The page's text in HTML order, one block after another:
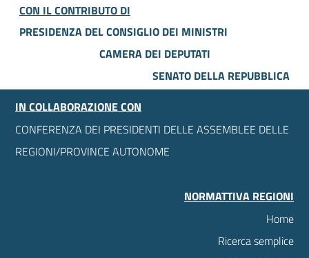
CON IL CONTRIBUTO DI
PRESIDENZA DEL CONSIGLIO DEI MINISTRI
CAMERA DEI DEPUTATI
SENATO DELLA REPUBBLICA
IN COLLABORAZIONE CON
CONFERENZA DEI PRESIDENTI DELLE ASSEMBLEE DELLE
REGIONI/PROVINCE AUTONOME
NORMATTIVA REGIONI
Home
Ricerca semplice